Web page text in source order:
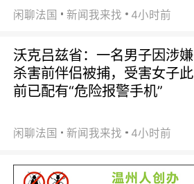
闲聊法国 新闻我来找 4小时前
沃克吕兹省：一名男子因涉嫌
杀害前伴侣被捕，受害女子此
前已配有“危险报警手机”
闲聊法国 新闻我来找 4小时前